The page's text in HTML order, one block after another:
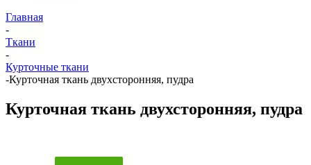
Главная
-
Ткани
-
Курточные ткани
-Курточная ткань двухсторонняя, пудра
Курточная ткань двухсторонняя, пудра